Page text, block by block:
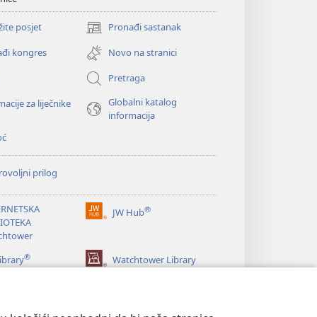
posjet Pronađi sastanak
(otvara
se
novi
prozor)
kongres
Novo na stranici
Pretraga
za liječnike
Globalni katalog
informacija
prilog
JW Hub®
(otvara
prozor)
® Watchtower Library